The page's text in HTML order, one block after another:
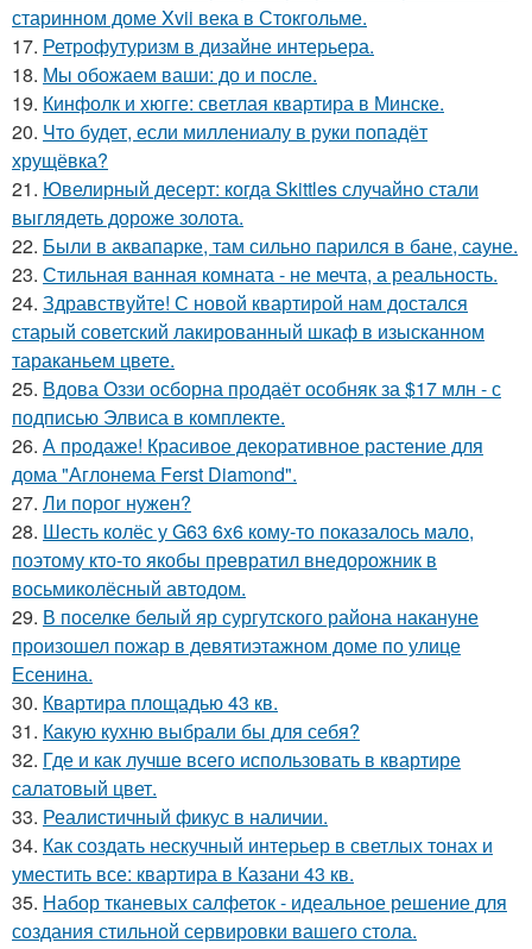
старинном доме Xvii века в Стокгольме.
17. Ретрофутуризм в дизайне интерьера.
18. Мы обожаем ваши: до и после.
19. Кинфолк и хюгге: светлая квартира в Минске.
20. Что будет, если миллениалу в руки попадёт
хрущёвка?
21. Ювелирный десерт: когда Skittles случайно стали
выглядеть дороже золота.
22. Были в аквапарке, там сильно парился в бане, сауне.
23. Стильная ванная комната - не мечта, а реальность.
24. Здравствуйте! С новой квартирой нам достался
старый советский лакированный шкаф в изысканном
тараканьем цвете.
25. Вдова Оззи осборна продаёт особняк за $17 млн - с
подписью Элвиса в комплекте.
26. А продаже! Красивое декоративное растение для
дома "Аглонема Ferst Diamond".
27. Ли порог нужен?
28. Шесть колёс у G63 6x6 кому-то показалось мало,
поэтому кто-то якобы превратил внедорожник в
восьмиколёсный автодом.
29. В поселке белый яр сургутского района накануне
произошел пожар в девятиэтажном доме по улице
Есенина.
30. Квартира площадью 43 кв.
31. Какую кухню выбрали бы для себя?
32. Где и как лучше всего использовать в квартире
салатовый цвет.
33. Реалистичный фикус в наличии.
34. Как создать нескучный интерьер в светлых тонах и
уместить все: квартира в Казани 43 кв.
35. Набор тканевых салфеток - идеальное решение для
создания стильной сервировки вашего стола.